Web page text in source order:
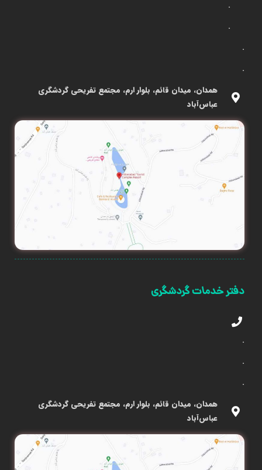
.
.
.
.
همدان، میدان قائم، بلوار ارم، مجتمع تفریحی گردشگری
عباس‌آباد
دفتر خدمات گردشگری
.
.
.
همدان، میدان قائم، بلوار ارم، مجتمع تفریحی گردشگری
عباس‌آباد